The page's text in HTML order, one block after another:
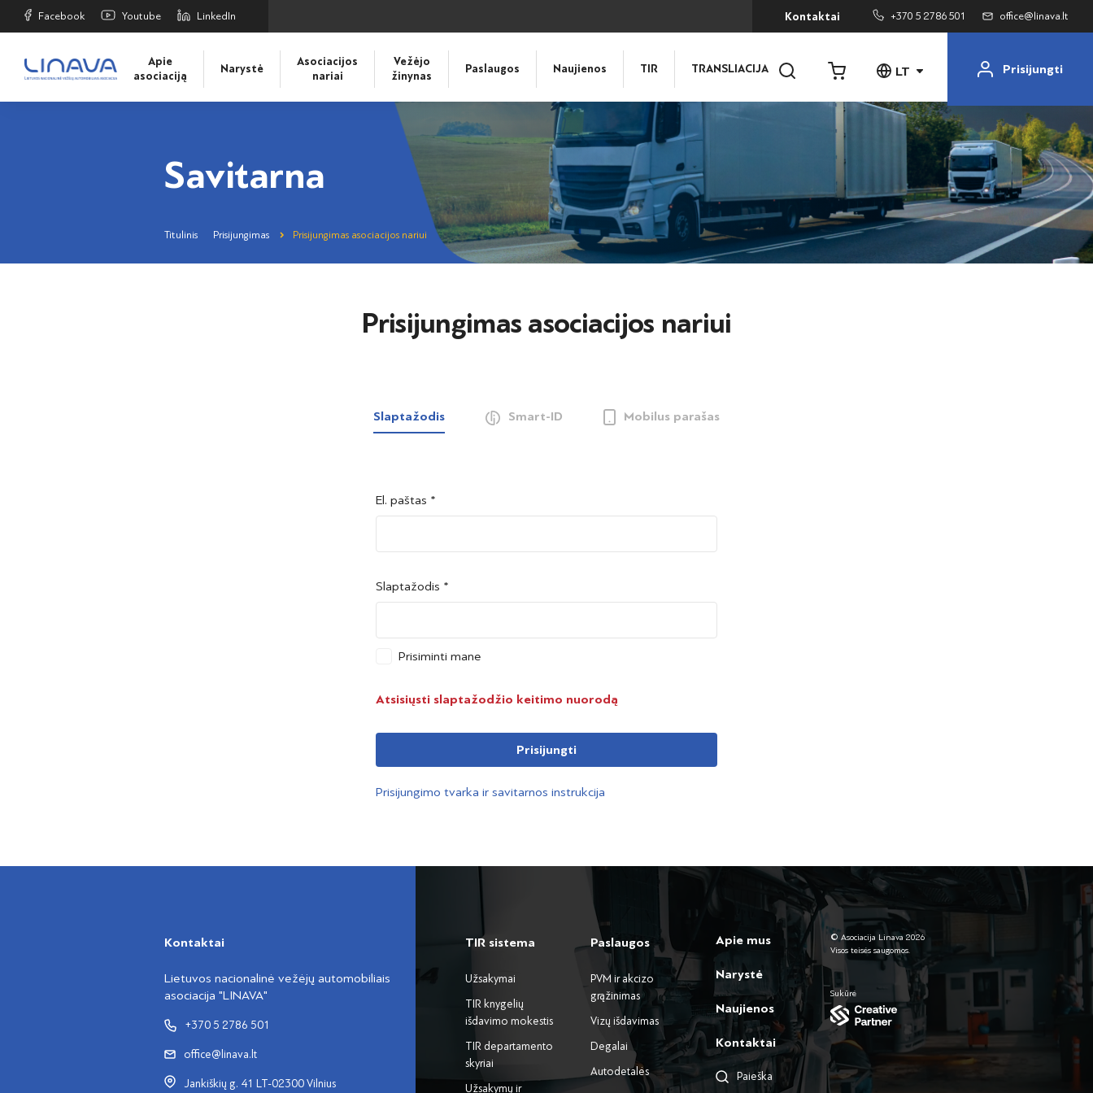
Facebook Youtube LinkedIn Kontaktai +370 5 2786 501 office@linava.lt
Apie
asociaciją
Narystė
Asociacijos
nariai
Vežėjo
žinynas
Paslaugos Naujienos TIR TRANSLIACIJA LT Prisijungti
Savitarna
Titulinis Prisijungimas Prisijungimas asociacijos nariui
Prisijungimas asociacijos nariui
Slaptažodis Smart-ID Mobilus parašas
Šalis *
Asmens kodas *
Šalis *
Asmens kodas *
El. paštas *
Slaptažodis *
Prisiminti mane
Atsisiųsti slaptažodžio keitimo nuorodą
Prisijungti
Prisijungimo tvarka ir savitarnos instrukcija
Kontaktai
Lietuvos nacionalinė vežėjų automobiliais
asociacija "LINAVA"
+370 5 2786 501
office@linava.lt
Jankiškių g. 41 LT-02300 Vilnius
TIR sistema
Užsakymai
TIR knygelių
išdavimo mokestis
TIR departamento
skyriai
Užsakymų ir
Paslaugos
PVM ir akcizo
grąžinimas
Vizų išdavimas
Degalai
Autodetalės
Apie mus
Narystė
Naujienos
Kontaktai
Paieška
© Asociacija Linava 2026
Visos teisės saugomos.
Sukūrė